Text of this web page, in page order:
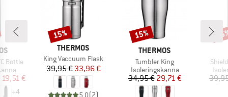
Bottle
pris
19,51 €
+4
VARUMÄRKE
THERMOS
Produkter
King Vaccuum Flask
Pris
39,95 €Reducerat pris
33,96 €
5,0(7)
Rabatt
15%
VARUMÄRKE
THERMOS
Produkter
Tumbler King
Produktgrupp
Isoleringskanna
Pris
34,95 €Reducerat pris
29,71 €
Rabatt
15%